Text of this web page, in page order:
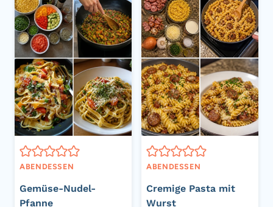
ABENDESSEN
Gemüse-Nudel-
Pfanne
ABENDESSEN
Cremige Pasta mit
Wurst